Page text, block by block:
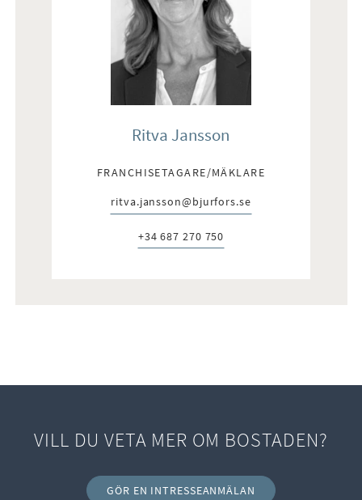
Ritva Jansson
FRANCHISETAGARE/MÄKLARE
E-post:
ritva.jansson@bjurfors.se
Telefon:
+34 687 270 750
VILL DU VETA MER OM BOSTADEN?
GÖR EN INTRESSEANMÄLAN